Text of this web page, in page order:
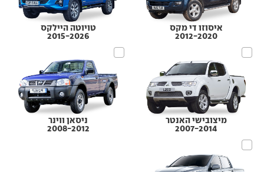
איסוזו די מקס
2012-2020
טויוטה היילקס
2015-2026
מיצובישי האנטר
2007-2014
ניסאן ווינר
2008-2012